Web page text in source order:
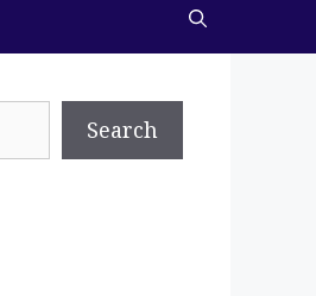
Search